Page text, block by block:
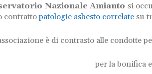
Nazionale Amianto si
contrattopatologie asbesto correlate su
è di contrasto alle condotte
per la bonifica